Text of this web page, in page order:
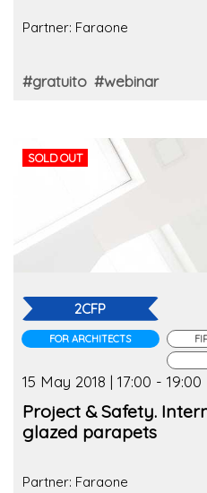
Partner: Faraone
#gratuito #webinar
SOLD OUT
2CFP
FOR ARCHITECTS
15 May 2018 | 17:00 - 19:00
Project & Safety.
glazed parapets
Partner: Faraone